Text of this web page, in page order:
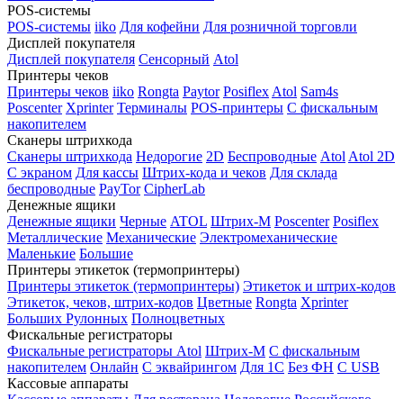
POS-системы
POS-системы iiko Для кофейни Для розничной торговли
Дисплей покупателя
Дисплей покупателя Сенсорный Atol
Принтеры чеков
Принтеры чеков iiko Rongta Paytor Posiflex Atol Sam4s
Poscenter Xprinter Терминалы POS-принтеры С фискальным
накопителем
Сканеры штрихкода
Сканеры штрихкода Недорогие 2D Беспроводные Atol Atol 2D
С экраном Для кассы Штрих-кода и чеков Для склада
беспроводные PayTor CipherLab
Денежные ящики
Денежные ящики Черные ATOL Штрих-М Poscenter Posiflex
Металлические Механические Электромеханические
Маленькие Большие
Принтеры этикеток (термопринтеры)
Принтеры этикеток (термопринтеры) Этикеток и штрих-кодов
Этикеток, чеков, штрих-кодов Цветные Rongta Xprinter
Больших Рулонных Полноцветных
Фискальные регистраторы
Фискальные регистраторы Atol Штрих-М С фискальным
накопителем Онлайн С эквайрингом Для 1С Без ФН С USB
Кассовые аппараты